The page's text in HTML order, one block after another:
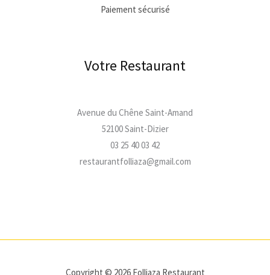
Paiement sécurisé
Votre Restaurant
Avenue du Chêne Saint-Amand
52100 Saint-Dizier
03 25 40 03 42
restaurantfolliaza@gmail.com
Copyright © 2026 Folliaza Restaurant